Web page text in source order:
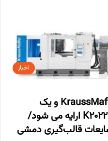
اخبار
اختصاصی بسپار/ KraussMaffei و یک
دستاورد جدید که در K2022 ارایه می شود/
قالب‌گیری دمشی